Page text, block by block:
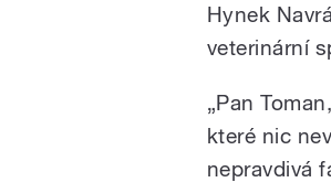
Hynek
veterinární
„Pan
které nic
nepravdivá